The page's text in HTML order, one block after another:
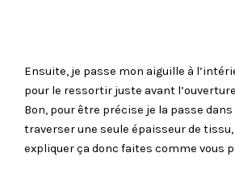
Ensuite, je passe mon aiguille à
pour le ressortir juste avant
Bon, pour être précise je la passe
traverser une seule épaisseur de tissu,
expliquer ça donc faites comme vous